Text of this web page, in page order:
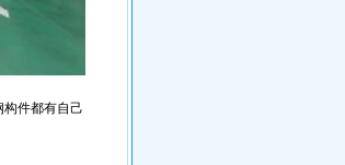
件都有自己